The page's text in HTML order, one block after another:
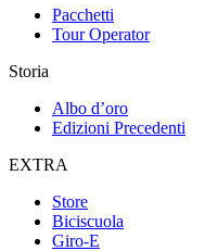
Pacchetti
Tour Operator
Storia
Albo d’oro
Edizioni Precedenti
EXTRA
Store
Biciscuola
Giro-E